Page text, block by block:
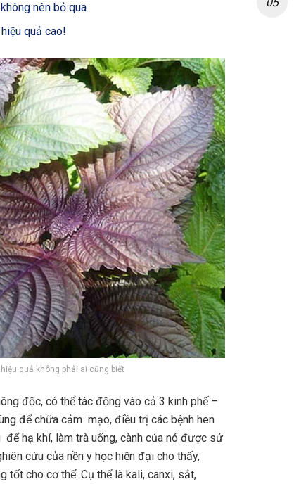
nên bỏ qua
quả cao!
quả không phải ai cũng biết
độc, có thể tác động vào cả 3 kinh phế –
để chữa cảm mạo, điều trị các bệnh hen
hạ khí, làm trà uống, cành của nó được sử
cứu của nền y học hiện đại cho thấy,
tốt cho cơ thể. Cụ thể là kali, canxi, sắt,